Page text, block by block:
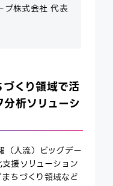
プ株式会社 代表
くり領域で活
析ソリューシ
（人流）ビッグデー
援ソリューション
ちづくり領域など